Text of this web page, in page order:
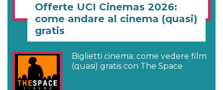
Offerte UCI Cinemas 2026:
come andare al cinema (quasi)
gratis
Biglietti cinema: come vedere film
(quasi) gratis con The Space